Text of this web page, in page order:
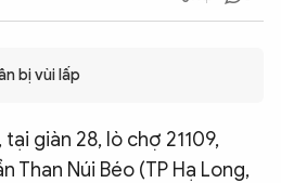
bị vùi lấp
giàn 28, lò chợ 21109,
Than Núi Béo (TP Hạ Long,